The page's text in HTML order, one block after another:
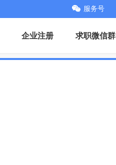
服务号
企业注册 求职微信群